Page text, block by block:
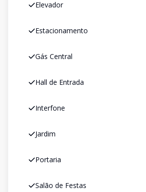
Elevador
Estacionamento
Gás Central
Hall de Entrada
Interfone
Jardim
Portaria
Salão de Festas